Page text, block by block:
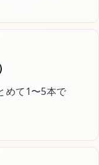
ンプー
めて1〜5本で